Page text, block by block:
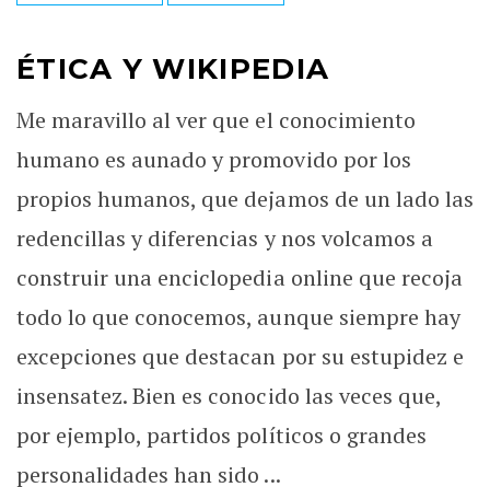
ÉTICA Y WIKIPEDIA
Me maravillo al ver que el conocimiento
humano es aunado y promovido por los
propios humanos, que dejamos de un lado las
redencillas y diferencias y nos volcamos a
construir una enciclopedia online que recoja
todo lo que conocemos, aunque siempre hay
excepciones que destacan por su estupidez e
insensatez. Bien es conocido las veces que,
por ejemplo, partidos políticos o grandes
personalidades han sido ...